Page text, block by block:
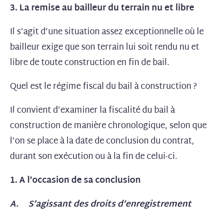
3. La remise au bailleur du terrain nu et libre
Il s’agit d’une situation assez exceptionnelle où le
bailleur exige que son terrain lui soit rendu nu et
libre de toute construction en fin de bail.
Quel est le régime fiscal du bail à construction ?
Il convient d’examiner la fiscalité du bail à
construction de manière chronologique, selon que
l’on se place à la date de conclusion du contrat,
durant son exécution ou à la fin de celui-ci.
1. A l’occasion de sa conclusion
A. S’agissant des droits d’enregistrement